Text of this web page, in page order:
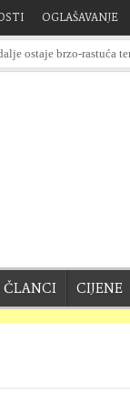
OGLAŠAVANJE
brzo-rastuća tema
ČLANCI CIJENE